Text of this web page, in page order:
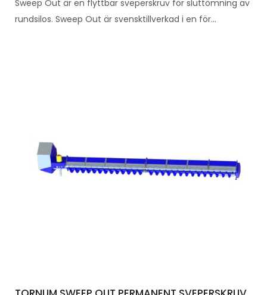
Sweep Out är en flyttbar sveperskruv för sluttömning av
rundsilos. Sweep Out är svensktillverkad i en för...